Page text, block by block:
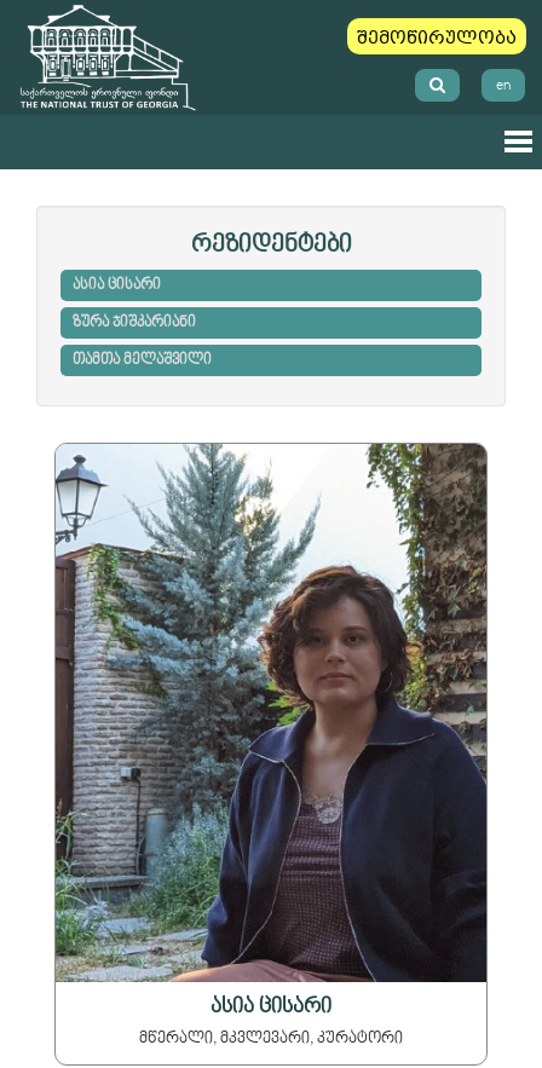
შემოწირულობა
en
რეზიდენტები
ასია ცისარი
ზურა ჯიშკარიანი
თამთა მელაშვილი
ასია ცისარი
მწერალი, მკვლევარი, კურატორი